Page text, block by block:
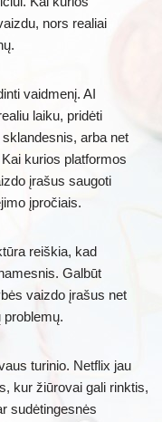
nors realiai
vaidmenį. AI
laiku, pridėti
arba net
kurios platformos
įrašus saugoti
įpročiais.
reiškia, kad
Galbūt
vaizdo įrašus net
problemų.
turinio. Netflix jau
kur žiūrovai gali rinktis,
sudėtingesnės